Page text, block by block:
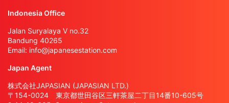
Indonesia Office
Jalan Suryalaya V no.32
Bandung 40265
Email: info@japanesestation.com
Japan Agent
株式会社JAPASIAN (JAPASIAN LTD.)
〒154-0024 東京都世田谷区三軒茶屋二丁目14番10-605号